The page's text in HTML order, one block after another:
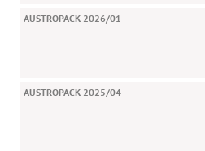
AUSTROPACK 2026/01
AUSTROPACK 2025/04